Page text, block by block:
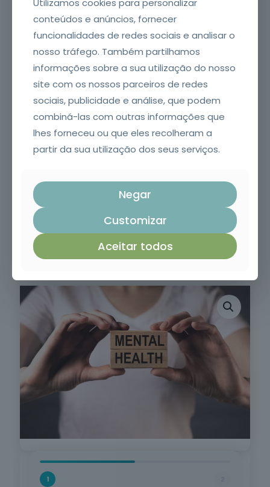
Endereço de email*
1
conteúdos e anúncios, fornecer
funcionalidades de redes sociais e analisar o
nosso tráfego. Também partilhamos
informações sobre a sua utilização do nosso
site com os nossos parceiros de redes
sociais, publicidade e análise, que podem
combiná-las com outras informações que
lhes forneceu ou que eles recolheram a
partir da sua utilização dos seus serviços.
Negar
Customizar
Aceitar todos